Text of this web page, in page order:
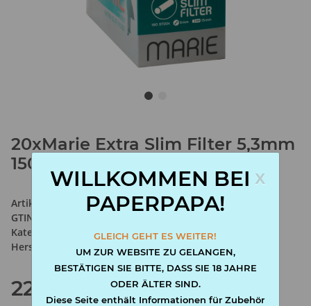
20xMarie Extra Slim Filter 5,3mm
150Stk
Artikelnummer:
20x4002604431835
GTIN:
Kategorie:
Hersteller:
Marie
22,90 €
x
WILLKOMMEN BEI
PAPERPAPA!
GLEICH GEHT ES WEITER!
UM ZUR WEBSITE ZU GELANGEN,
BESTÄTIGEN SIE BITTE, DASS SIE 18 JAHRE
ODER ÄLTER SIND.
Diese Seite enthält Informationen für Zubehör